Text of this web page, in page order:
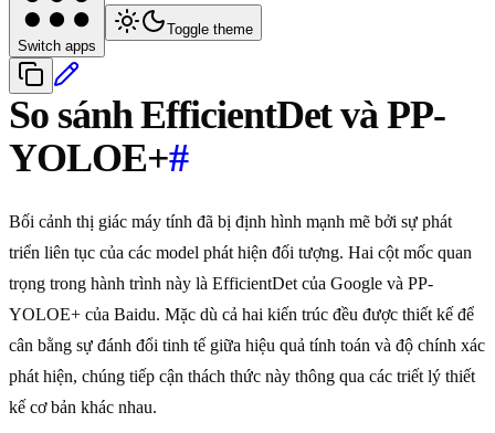
Switch apps
Toggle theme
So sánh EfficientDet và PP-
YOLOE+#
Bối cảnh thị giác máy tính đã bị định hình mạnh mẽ bởi sự phát
triển liên tục của các model phát hiện đối tượng. Hai cột mốc quan
trọng trong hành trình này là EfficientDet của Google và PP-
YOLOE+ của Baidu. Mặc dù cả hai kiến trúc đều được thiết kế để
cân bằng sự đánh đổi tinh tế giữa hiệu quả tính toán và độ chính xác
phát hiện, chúng tiếp cận thách thức này thông qua các triết lý thiết
kế cơ bản khác nhau.